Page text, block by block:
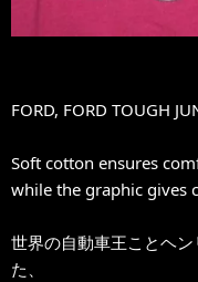
FORD, FORD TOUGH
Soft cotton ensures
while the graphic gives
世界の自動車王ことヘ
た、